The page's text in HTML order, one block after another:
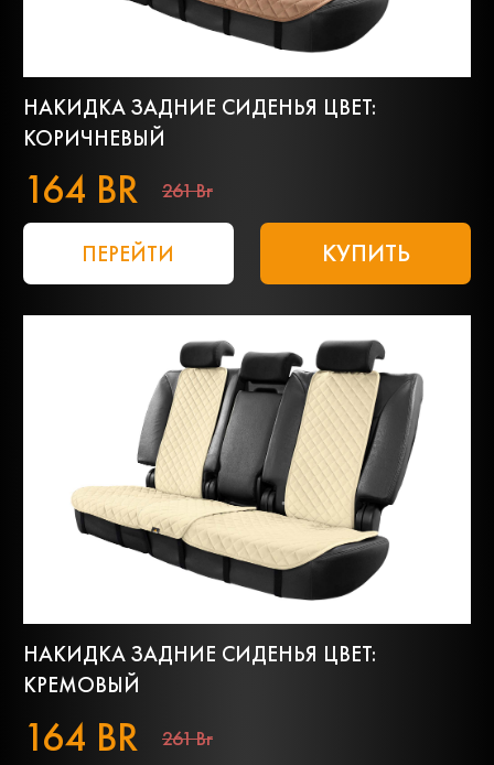
НАКИДКА ЗАДНИЕ СИДЕНЬЯ ЦВЕТ:
КОРИЧНЕВЫЙ
164 BR 261 Br
ПЕРЕЙТИ КУПИТЬ
НАКИДКА ЗАДНИЕ СИДЕНЬЯ ЦВЕТ:
КРЕМОВЫЙ
164 BR 261 Br